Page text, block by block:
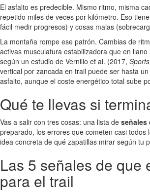
El asfalto es predecible. Mismo ritmo, misma
repetido miles de veces por kilómetro. Eso
fácil medir progresos) y cosas malas
La montaña rompe ese patrón. Cambias de
activas musculatura estabilizadora que en llano
según un estudio de Vernillo et al. (2017,
vertical por zancada en trail puede ser hasta un
asfalto, aunque el coste energético total sube
Qué te llevas si
Vas a salir con tres cosas: una lista de señales
preparado, los errores que cometen casi todos
idea concreta de qué zapatillas mirar según tu
Las 5 señales de que
para el trail